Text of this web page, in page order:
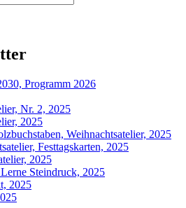
Programm 2026
Nr. 2, 2025
2025
Weihnachtsatelier, 2025
Festtagskarten, 2025
2025
Steindruck, 2025
2025